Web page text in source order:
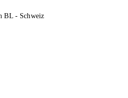
BL - Schweiz